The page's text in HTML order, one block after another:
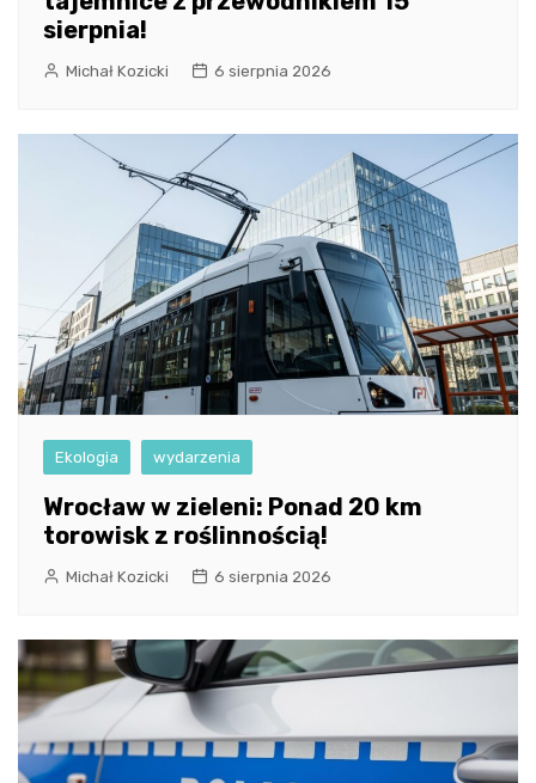
sierpnia!
Michał Kozicki 6 sierpnia 2026
Ekologia wydarzenia
Wrocław w zieleni: Ponad 20 km
torowisk z roślinnością!
Michał Kozicki 6 sierpnia 2026